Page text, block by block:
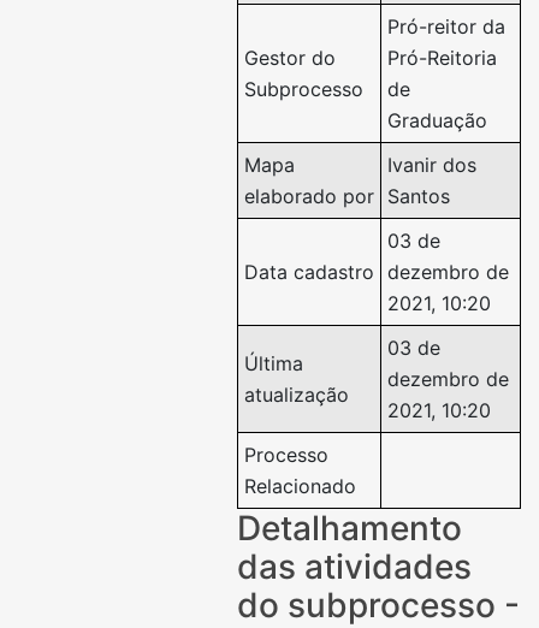
Gestor do
Subprocesso
Pró-reitor da
Pró-Reitoria
de
Graduação
Mapa
elaborado por
Ivanir dos
Santos
Data cadastro
03 de
dezembro de
2021, 10:20
Última
atualização
03 de
dezembro de
2021, 10:20
Processo
Relacionado
Detalhamento
das atividades
do subprocesso -